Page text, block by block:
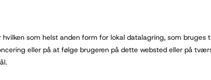
som helst anden form for lokal datalagring, som bruges
eller på at følge brugeren på dette websted eller på